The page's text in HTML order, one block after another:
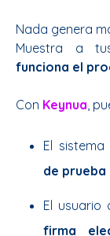
Nada genera
Muestra a
funciona el
Con Keynua,
El sistema
de prueba
El usuario
firma